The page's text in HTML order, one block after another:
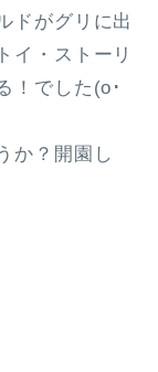
ドがグリに出
イ・ストーリ
！でした(o･
か？開園し